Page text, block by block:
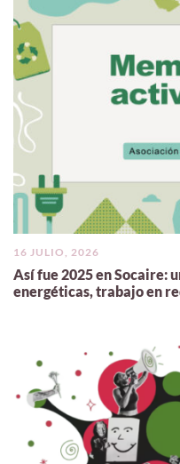
16 JULIO, 2026
Así fue 2025 en Socaire:
energéticas, trabajo en